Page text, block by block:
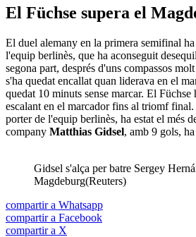
El Füchse supera el
El duel alemany en la primera semifinal
l'equip berlinès, que ha aconseguit
segona part, després d'uns compassos
s'ha quedat encallat quan liderava en el
quedat 10 minuts sense marcar. El
escalant en el marcador fins al triomf final.
porter de l'equip berlinès, ha estat el més
company Matthias Gidsel, amb 9 gols,
Gidsel s'alça per batre Sergey
Magdeburg(Reuters)
compartir a Whatsapp
compartir a Facebook
compartir a X